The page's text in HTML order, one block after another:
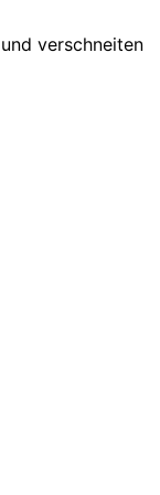
verschneiten